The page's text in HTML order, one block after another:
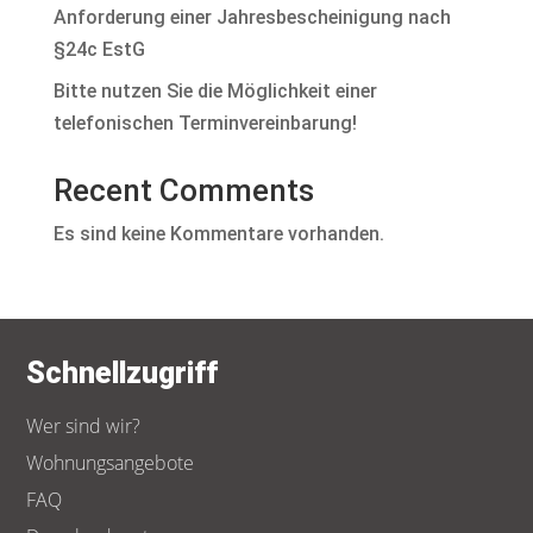
Anforderung einer Jahresbescheinigung nach
§24c EstG
Bitte nutzen Sie die Möglichkeit einer
telefonischen Terminvereinbarung!
Recent Comments
Es sind keine Kommentare vorhanden.
Schnellzugriff
Wer sind wir?
Wohnungsangebote
FAQ